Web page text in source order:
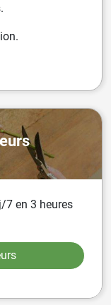
7 en 3 heures